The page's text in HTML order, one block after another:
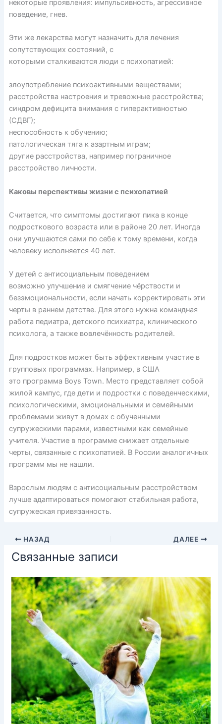
некоторые проявления: импульсивность, агрессивное
поведение, гнев.
Эти же лекарства могут назначить для лечения
сопутствующих состояний, с
которыми сталкиваются люди с психопатией:
злоупотребление психоактивными веществами;
расстройства настроения и тревожные расстройства;
синдром дефицита внимания с гиперактивностью
(СДВГ);
неспособность к обучению;
патологическая тяга к азартным играм;
другие расстройства, например пограничное
расстройство личности.
Каковы перспективы жизни с психопатией
Считается, что симптомы достигают пика в конце
подросткового возраста или в районе 20 лет. Иногда
они улучшаются сами по себе к тому времени, когда
человеку исполняется 40 лет.
У детей с антисоциальным поведением
возможно улучшениеи смягчение чёрствости и
безэмоциональности, если начать корректировать эти
черты в раннем детстве. Для этого нужна командная
работа педиатра, детского психиатра, клинического
психолога, а также вовлечённость родителей.
Для подростков может быть эффективным участие в
групповых программах. Например, в США
это программа Boys Town. Место представляет собой
жилой кампус, где дети и подростки с поведенческими,
психологическими, эмоциональными и семейными
проблемами живут в домах с обученными
супружескими парами, известными как семейные
учителя. Участие в программе снижает отдельные
черты, связанные с психопатией. В России аналогичных
программ мы не нашли.
Взрослым людям с антисоциальным расстройством
лучше адаптироваться помогают стабильная работа,
супружеская привязанность.
НАЗАД ДАЛЕЕ
Связанные записи